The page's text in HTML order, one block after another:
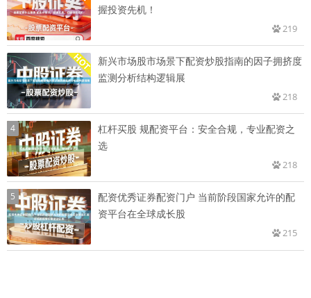
握投资先机！
219
新兴市场股市场景下配资炒股指南的因子拥挤度
监测分析结构逻辑展
218
4
杠杆买股 规配资平台：安全合规，专业配资之
选
218
5
配资优秀证券配资门户 当前阶段国家允许的配
资平台在全球成长股
215